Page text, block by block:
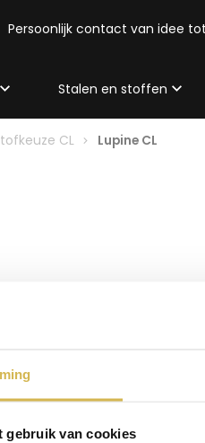
gebruik van cookies
Persoonlijk contact van idee
Stalen en stoffen
CL Lupine CL